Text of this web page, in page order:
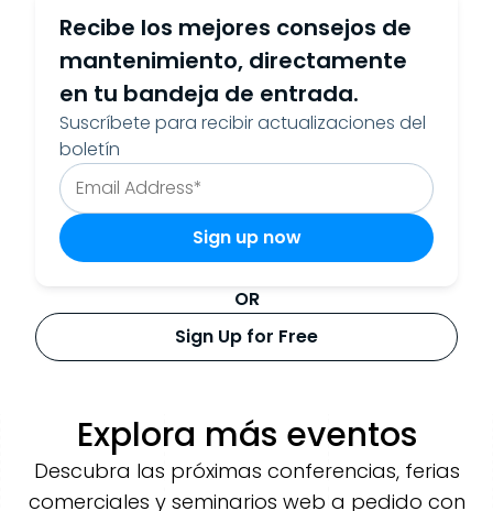
Recibe los mejores consejos de
mantenimiento, directamente
en tu bandeja de entrada.
Suscríbete para recibir actualizaciones del
boletín
OR
Sign Up for Free
Explora más eventos
Descubra las próximas conferencias, ferias
comerciales y seminarios web a pedido con